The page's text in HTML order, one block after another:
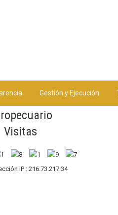
Gestión y Ejecución
Visitas
IP : 216.73.217.34